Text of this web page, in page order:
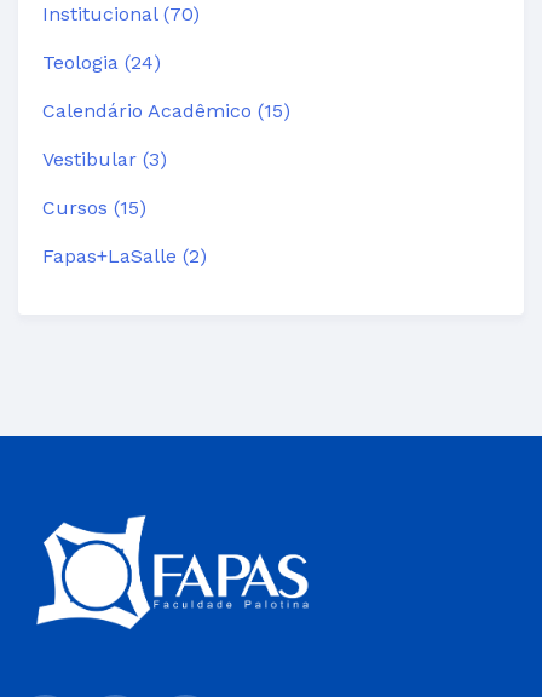
Institucional (70)
Teologia (24)
Calendário Acadêmico (15)
Vestibular (3)
Cursos (15)
Fapas+LaSalle (2)